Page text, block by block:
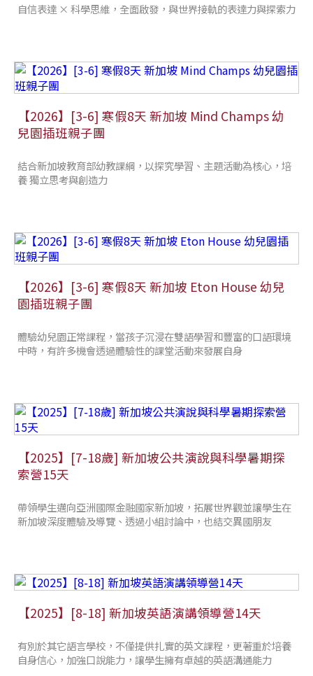
自信表達 × 科學思維，全面啟發，與世界接軌的表達力與探索力
【2026】[3-6] 寒假8天 新加坡 Mind Champs 幼
兒園插班親子團
結合新加坡教育部幼教課綱，以探究學習、主題活動為核心，培
養 獨立思考與創造力
【2026】[3-6] 寒假8天 新加坡 Eton House 幼兒
園插班親子團
體驗幼兒園正常課程，當孩子沉浸在雙語學習和豐富的口語環境
中時，有許多機會透過體驗性的課堂活動來發展自身
【2025】[7-18歲] 新加坡公共演說與科學暑期探
索營15天
帶領學生邁向亞洲國際金融國家新加坡，拓展世界觀並讓學生在
新加坡深度體驗及導覽、透過小組討論中，也結交異國朋友
【2025】[8-18] 新加坡英語演講領導營14天
有別於其它語言學校，不僅提供扎實的英文課程，更著重於培養
自身信心，加強口說能力，讓學生擁有卓越的英語溝通能力